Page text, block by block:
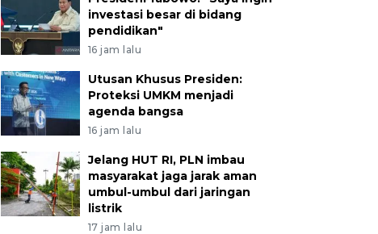
investasi besar di bidang
pendidikan"
16 jam lalu
Utusan Khusus Presiden:
Proteksi UMKM menjadi
agenda bangsa
16 jam lalu
Jelang HUT RI, PLN imbau
masyarakat jaga jarak aman
umbul-umbul dari jaringan
listrik
17 jam lalu